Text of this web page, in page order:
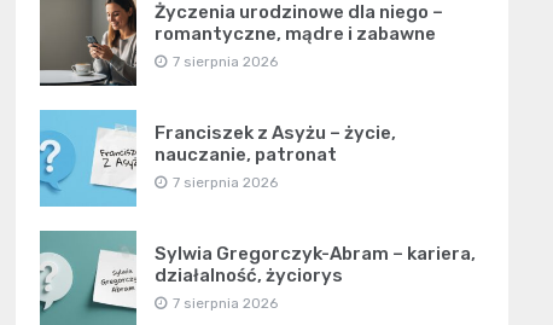
Życzenia urodzinowe dla niego –
romantyczne, mądre i zabawne
7 sierpnia 2026
Franciszek z Asyżu – życie,
nauczanie, patronat
7 sierpnia 2026
Sylwia Gregorczyk-Abram – kariera,
działalność, życiorys
7 sierpnia 2026